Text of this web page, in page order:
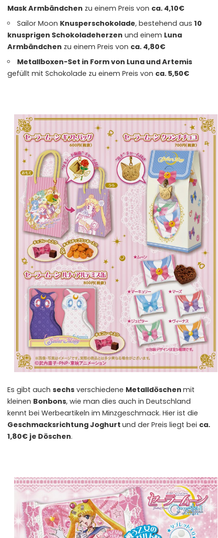
Mask Armbändchen zu einem Preis von ca. 4,10€
Sailor Moon Knusperschokolade, bestehend aus10
knusprigen Schokoladeherzen und einem Luna
Armbändchen zu einem Preis von ca. 4,80€
Metallboxen-Set in Form von Luna und Artemis
gefüllt mit Schokolade zu einem Preis von ca. 5,50€
Es gibt auch sechs verschiedene Metalldöschen mit
kleinen Bonbons, wie man dies auch in Deutschland
kennt bei Werbeartikeln im Minzgeschmack. Hier ist die
Geschmacksrichtung Joghurt und der Preis liegt bei ca.
1,80€ je Döschen.